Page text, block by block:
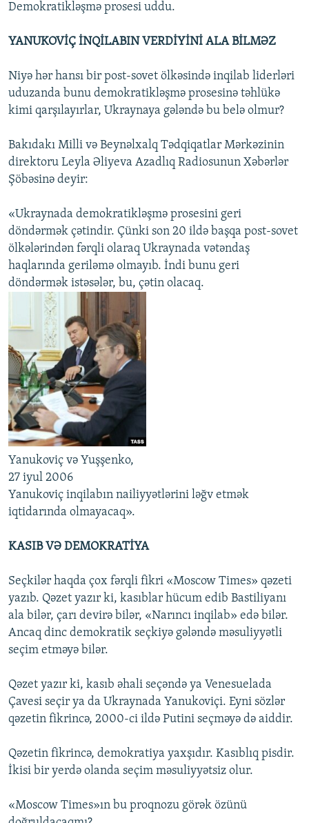
Demokratikləşmə prosesi uddu.
YANUKOVİÇ İNQİLABIN VERDİYİNİ ALA BİLMƏZ
Niyə hər hansı bir post-sovet ölkəsində inqilab liderləri
uduzanda bunu demokratikləşmə prosesinə təhlükə
kimi qarşılayırlar, Ukraynaya gələndə bu belə olmur?
Bakıdakı Milli və Beynəlxalq Tədqiqatlar Mərkəzinin
direktoru Leyla Əliyeva Azadlıq Radiosunun Xəbərlər
Şöbəsinə deyir:
«Ukraynada demokratikləşmə prosesini geri
döndərmək çətindir. Çünki son 20 ildə başqa post-sovet
ölkələrindən fərqli olaraq Ukraynada vətəndaş
haqlarında geriləmə olmayıb. İndi bunu geri
döndərmək istəsələr, bu, çətin olacaq.
Yanukoviç və Yuşşenko,
27 iyul 2006
Yanukoviç inqilabın nailiyyətlərini ləğv etmək
iqtidarında olmayacaq».
KASIB VƏ DEMOKRATİYA
Seçkilər haqda çox fərqli fikri «Moscow Times» qəzeti
yazıb. Qəzet yazır ki, kasıblar hücum edib Bastiliyanı
ala bilər, çarı devirə bilər, «Narıncı inqilab» edə bilər.
Ancaq dinc demokratik seçkiyə gələndə məsuliyyətli
seçim etməyə bilər.
Qəzet yazır ki, kasıb əhali seçəndə ya Venesuelada
Çavesi seçir ya da Ukraynada Yanukoviçi. Eyni sözlər
qəzetin fikrincə, 2000-ci ildə Putini seçməyə də aiddir.
Qəzetin fikrincə, demokratiya yaxşıdır. Kasıblıq pisdir.
İkisi bir yerdə olanda seçim məsuliyyətsiz olur.
«Moscow Times»ın bu proqnozu görək özünü